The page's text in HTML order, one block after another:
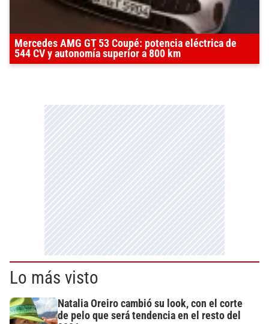
Mercedes AMG GT 53 Coupé: potencia eléctrica de
544 CV y autonomía superior a 800 km
Lo más visto
Natalia Oreiro cambió su look, con el corte
de pelo que será tendencia en el resto del